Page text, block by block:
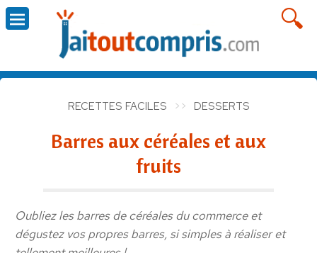
RECETTES FACILES DESSERTS
Barres aux céréales et aux
fruits
Oubliez les barres de céréales du commerce et
dégustez vos propres barres, si simples à réaliser et